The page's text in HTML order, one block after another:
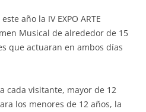
año la IV EXPO ARTE
Musical de alrededor de 15
que actuaran en ambos días
cada visitante, mayor de 12
los menores de 12 años, la